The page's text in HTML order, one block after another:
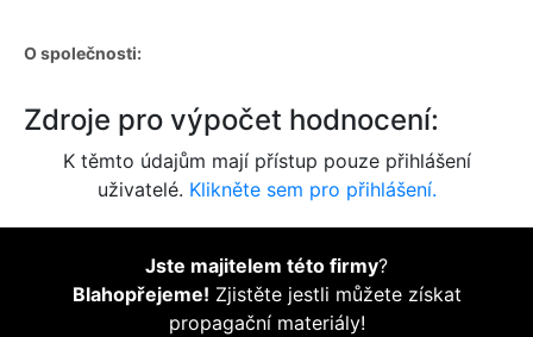
O společnosti:
Zdroje pro výpočet hodnocení:
K těmto údajům mají přístup pouze přihlášení
uživatelé. Klikněte sem pro přihlášení.
Jste majitelem této firmy?
Blahopřejeme! Zjistěte jestli můžete získat
propagační materiály!